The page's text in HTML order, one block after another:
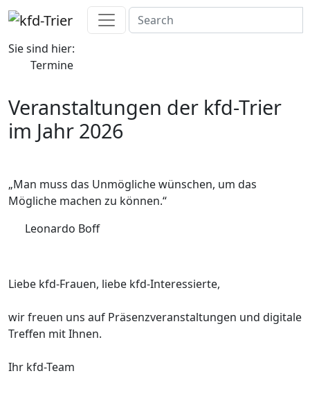
Sie sind hier:
Termine
Veranstaltungen der kfd-Trier
im Jahr 2026
„Man muss das Unmögliche wünschen, um das
Mögliche machen zu können.“
Leonardo Boff
Liebe kfd-Frauen, liebe kfd-Interessierte,
wir freuen uns auf Präsenzveranstaltungen und digitale
Treffen mit Ihnen.
Ihr kfd-Team